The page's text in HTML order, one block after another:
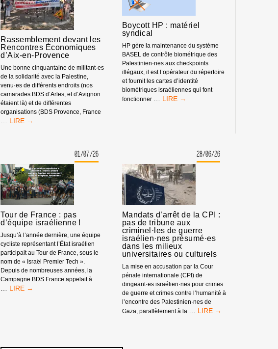
COMPÉTITIONS
!
Rassemblement devant les
Rencontres Économiques
d’Aix-en-Provence
Une bonne cinquantaine de militant·es
de la solidarité avec la Palestine,
venu·es de différents endroits (nos
camarades BDS d’Arles, et d’Avignon
étaient là) et de différentes
organisations (BDS Provence, France
RASSEMBLEMENT
D’AIX-
EN-
PROVENCE
Boycott HP : matériel
syndical
HP gère la maintenance du système
BASEL de contrôle biométrique des
Palestinien·nes aux checkpoints
illégaux, il est l’opérateur du répertoire
et fournit les cartes d’identité
biométriques israéliennes qui font
fonctionner
BOYCOTT
01/07/26
Tour de France : pas
d’équipe israélienne !
Jusqu’à l’année dernière, une équipe
cycliste représentant l’État israélien
participait au Tour de France, sous le
nom de « Israël Premier Tech ».
Depuis de nombreuses années, la
Campagne BDS France appelait à
TOUR
28/06/26
Mandats d’arrêt de la CPI :
pas de tribune aux
criminel·les de guerre
israélien·nes présumé·es
dans les milieux
universitaires ou culturels
La mise en accusation par la Cour
pénale internationale (CPI) de
dirigeant·es israélien·nes pour crimes
de guerre et crimes contre l’humanité à
l’encontre des Palestinien·nes de
Gaza, parallèlement à la
MANDATS